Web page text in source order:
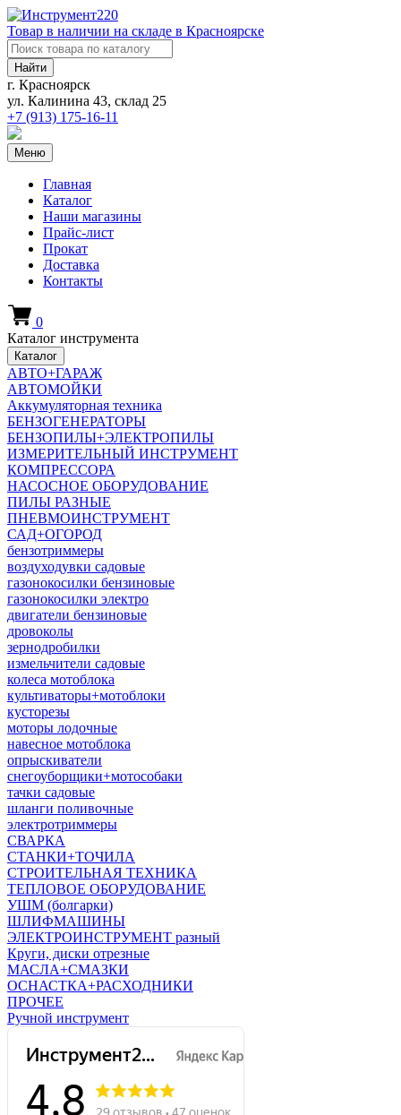
Товар в наличии на складе в Красноярске
Найти
г. Красноярск
ул. Калинина 43, склад 25
+7 (913) 175-16-11
Меню
Главная
Каталог
Наши магазины
Прайс-лист
Прокат
Доставка
Контакты
0
Каталог инструмента
Каталог
АВТО+ГАРАЖ
АВТОМОЙКИ
Аккумуляторная техника
БЕНЗОГЕНЕРАТОРЫ
БЕНЗОПИЛЫ+ЭЛЕКТРОПИЛЫ
ИЗМЕРИТЕЛЬНЫЙ ИНСТРУМЕНТ
КОМПРЕССОРА
НАСОСНОЕ ОБОРУДОВАНИЕ
ПИЛЫ РАЗНЫЕ
ПНЕВМОИНСТРУМЕНТ
САД+ОГОРОД
бензотриммеры
воздуходувки садовые
газонокосилки бензиновые
газонокосилки электро
двигатели бензиновые
дровоколы
зернодробилки
измельчители садовые
колеса мотоблока
культиваторы+мотоблоки
кусторезы
моторы лодочные
навесное мотоблока
опрыскиватели
снегоуборщики+мотособаки
тачки садовые
шланги поливочные
электротриммеры
СВАРКА
СТАНКИ+ТОЧИЛА
СТРОИТЕЛЬНАЯ ТЕХНИКА
ТЕПЛОВОЕ ОБОРУДОВАНИЕ
УШМ (болгарки)
ШЛИФМАШИНЫ
ЭЛЕКТРОИНСТРУМЕНТ разный
Круги, диски отрезные
МАСЛА+СМАЗКИ
ОСНАСТКА+РАСХОДНИКИ
ПРОЧЕЕ
Ручной инструмент